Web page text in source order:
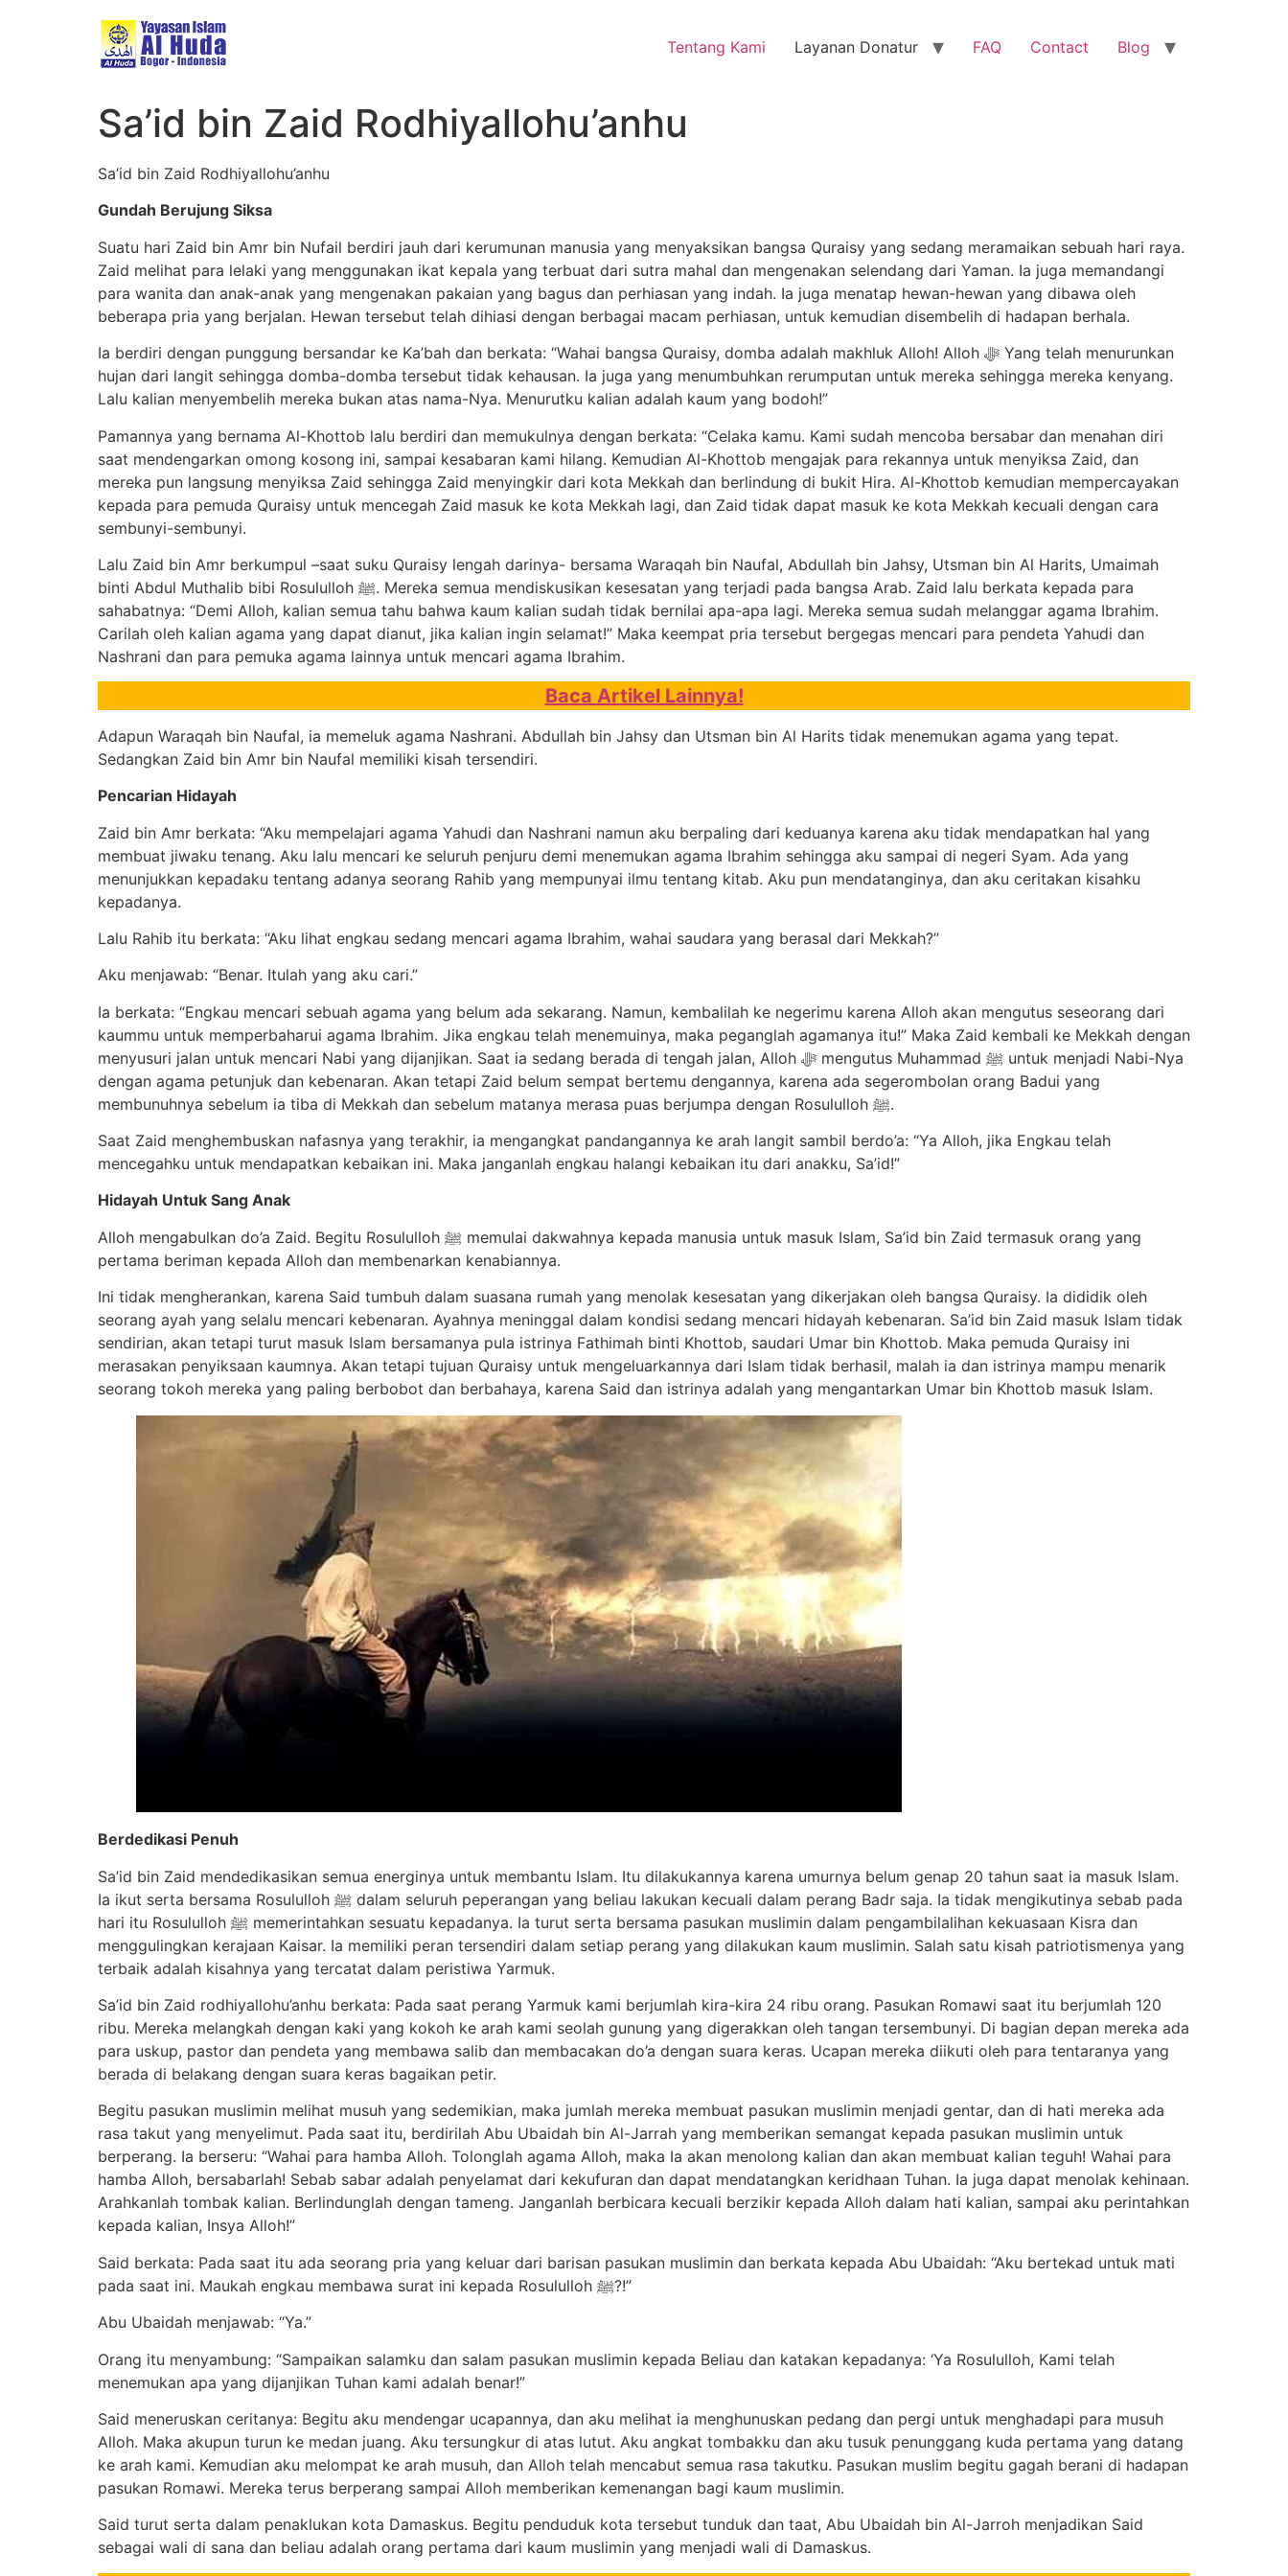
Tentang Kami Layanan Donatur FAQ Contact Blog
Sa’id bin Zaid Rodhiyallohu’anhu
Sa’id bin Zaid Rodhiyallohu’anhu
Gundah Berujung Siksa
Suatu hari Zaid bin Amr bin Nufail berdiri jauh dari kerumunan manusia yang menyaksikan bangsa Quraisy yang sedang meramaikan sebuah hari raya.
Zaid melihat para lelaki yang menggunakan ikat kepala yang terbuat dari sutra mahal dan mengenakan selendang dari Yaman. Ia juga memandangi
para wanita dan anak-anak yang mengenakan pakaian yang bagus dan perhiasan yang indah. Ia juga menatap hewan-hewan yang dibawa oleh
beberapa pria yang berjalan. Hewan tersebut telah dihiasi dengan berbagai macam perhiasan, untuk kemudian disembelih di hadapan berhala.
Ia berdiri dengan punggung bersandar ke Ka’bah dan berkata: “Wahai bangsa Quraisy, domba adalah makhluk Alloh! Alloh ﷻ Yang telah menurunkan
hujan dari langit sehingga domba-domba tersebut tidak kehausan. Ia juga yang menumbuhkan rerumputan untuk mereka sehingga mereka kenyang.
Lalu kalian menyembelih mereka bukan atas nama-Nya. Menurutku kalian adalah kaum yang bodoh!”
Pamannya yang bernama Al-Khottob lalu berdiri dan memukulnya dengan berkata: “Celaka kamu. Kami sudah mencoba bersabar dan menahan diri
saat mendengarkan omong kosong ini, sampai kesabaran kami hilang. Kemudian Al-Khottob mengajak para rekannya untuk menyiksa Zaid, dan
mereka pun langsung menyiksa Zaid sehingga Zaid menyingkir dari kota Mekkah dan berlindung di bukit Hira. Al-Khottob kemudian mempercayakan
kepada para pemuda Quraisy untuk mencegah Zaid masuk ke kota Mekkah lagi, dan Zaid tidak dapat masuk ke kota Mekkah kecuali dengan cara
sembunyi-sembunyi.
Lalu Zaid bin Amr berkumpul –saat suku Quraisy lengah darinya- bersama Waraqah bin Naufal, Abdullah bin Jahsy, Utsman bin Al Harits, Umaimah
binti Abdul Muthalib bibi Rosululloh ﷺ. Mereka semua mendiskusikan kesesatan yang terjadi pada bangsa Arab. Zaid lalu berkata kepada para
sahabatnya: “Demi Alloh, kalian semua tahu bahwa kaum kalian sudah tidak bernilai apa-apa lagi. Mereka semua sudah melanggar agama Ibrahim.
Carilah oleh kalian agama yang dapat dianut, jika kalian ingin selamat!” Maka keempat pria tersebut bergegas mencari para pendeta Yahudi dan
Nashrani dan para pemuka agama lainnya untuk mencari agama Ibrahim.
Baca Artikel Lainnya!
Adapun Waraqah bin Naufal, ia memeluk agama Nashrani. Abdullah bin Jahsy dan Utsman bin Al Harits tidak menemukan agama yang tepat.
Sedangkan Zaid bin Amr bin Naufal memiliki kisah tersendiri.
Pencarian Hidayah
Zaid bin Amr berkata: “Aku mempelajari agama Yahudi dan Nashrani namun aku berpaling dari keduanya karena aku tidak mendapatkan hal yang
membuat jiwaku tenang. Aku lalu mencari ke seluruh penjuru demi menemukan agama Ibrahim sehingga aku sampai di negeri Syam. Ada yang
menunjukkan kepadaku tentang adanya seorang Rahib yang mempunyai ilmu tentang kitab. Aku pun mendatanginya, dan aku ceritakan kisahku
kepadanya.
Lalu Rahib itu berkata: “Aku lihat engkau sedang mencari agama Ibrahim, wahai saudara yang berasal dari Mekkah?”
Aku menjawab: “Benar. Itulah yang aku cari.”
Ia berkata: “Engkau mencari sebuah agama yang belum ada sekarang. Namun, kembalilah ke negerimu karena Alloh akan mengutus seseorang dari
kaummu untuk memperbaharui agama Ibrahim. Jika engkau telah menemuinya, maka peganglah agamanya itu!” Maka Zaid kembali ke Mekkah dengan
menyusuri jalan untuk mencari Nabi yang dijanjikan. Saat ia sedang berada di tengah jalan, Alloh ﷻ mengutus Muhammad ﷺ untuk menjadi Nabi-Nya
dengan agama petunjuk dan kebenaran. Akan tetapi Zaid belum sempat bertemu dengannya, karena ada segerombolan orang Badui yang
membunuhnya sebelum ia tiba di Mekkah dan sebelum matanya merasa puas berjumpa dengan Rosululloh ﷺ.
Saat Zaid menghembuskan nafasnya yang terakhir, ia mengangkat pandangannya ke arah langit sambil berdo’a: “Ya Alloh, jika Engkau telah
mencegahku untuk mendapatkan kebaikan ini. Maka janganlah engkau halangi kebaikan itu dari anakku, Sa’id!”
Hidayah Untuk Sang Anak
Alloh mengabulkan do’a Zaid. Begitu Rosululloh ﷺ memulai dakwahnya kepada manusia untuk masuk Islam, Sa’id bin Zaid termasuk orang yang
pertama beriman kepada Alloh dan membenarkan kenabiannya.
Ini tidak mengherankan, karena Said tumbuh dalam suasana rumah yang menolak kesesatan yang dikerjakan oleh bangsa Quraisy. Ia dididik oleh
seorang ayah yang selalu mencari kebenaran. Ayahnya meninggal dalam kondisi sedang mencari hidayah kebenaran. Sa’id bin Zaid masuk Islam tidak
sendirian, akan tetapi turut masuk Islam bersamanya pula istrinya Fathimah binti Khottob, saudari Umar bin Khottob. Maka pemuda Quraisy ini
merasakan penyiksaan kaumnya. Akan tetapi tujuan Quraisy untuk mengeluarkannya dari Islam tidak berhasil, malah ia dan istrinya mampu menarik
seorang tokoh mereka yang paling berbobot dan berbahaya, karena Said dan istrinya adalah yang mengantarkan Umar bin Khottob masuk Islam.
Berdedikasi Penuh
Sa’id bin Zaid mendedikasikan semua energinya untuk membantu Islam. Itu dilakukannya karena umurnya belum genap 20 tahun saat ia masuk Islam.
Ia ikut serta bersama Rosululloh ﷺ dalam seluruh peperangan yang beliau lakukan kecuali dalam perang Badr saja. Ia tidak mengikutinya sebab pada
hari itu Rosululloh ﷺ memerintahkan sesuatu kepadanya. Ia turut serta bersama pasukan muslimin dalam pengambilalihan kekuasaan Kisra dan
menggulingkan kerajaan Kaisar. Ia memiliki peran tersendiri dalam setiap perang yang dilakukan kaum muslimin. Salah satu kisah patriotismenya yang
terbaik adalah kisahnya yang tercatat dalam peristiwa Yarmuk.
Sa’id bin Zaid rodhiyallohu’anhu berkata: Pada saat perang Yarmuk kami berjumlah kira-kira 24 ribu orang. Pasukan Romawi saat itu berjumlah 120
ribu. Mereka melangkah dengan kaki yang kokoh ke arah kami seolah gunung yang digerakkan oleh tangan tersembunyi. Di bagian depan mereka ada
para uskup, pastor dan pendeta yang membawa salib dan membacakan do’a dengan suara keras. Ucapan mereka diikuti oleh para tentaranya yang
berada di belakang dengan suara keras bagaikan petir.
Begitu pasukan muslimin melihat musuh yang sedemikian, maka jumlah mereka membuat pasukan muslimin menjadi gentar, dan di hati mereka ada
rasa takut yang menyelimut. Pada saat itu, berdirilah Abu Ubaidah bin Al-Jarrah yang memberikan semangat kepada pasukan muslimin untuk
berperang. Ia berseru: “Wahai para hamba Alloh. Tolonglah agama Alloh, maka Ia akan menolong kalian dan akan membuat kalian teguh! Wahai para
hamba Alloh, bersabarlah! Sebab sabar adalah penyelamat dari kekufuran dan dapat mendatangkan keridhaan Tuhan. Ia juga dapat menolak kehinaan.
Arahkanlah tombak kalian. Berlindunglah dengan tameng. Janganlah berbicara kecuali berzikir kepada Alloh dalam hati kalian, sampai aku perintahkan
kepada kalian, Insya Alloh!”
Said berkata: Pada saat itu ada seorang pria yang keluar dari barisan pasukan muslimin dan berkata kepada Abu Ubaidah: “Aku bertekad untuk mati
pada saat ini. Maukah engkau membawa surat ini kepada Rosululloh ﷺ?!”
Abu Ubaidah menjawab: “Ya.”
Orang itu menyambung: “Sampaikan salamku dan salam pasukan muslimin kepada Beliau dan katakan kepadanya: ‘Ya Rosululloh, Kami telah
menemukan apa yang dijanjikan Tuhan kami adalah benar!”
Said meneruskan ceritanya: Begitu aku mendengar ucapannya, dan aku melihat ia menghunuskan pedang dan pergi untuk menghadapi para musuh
Alloh. Maka akupun turun ke medan juang. Aku tersungkur di atas lutut. Aku angkat tombakku dan aku tusuk penunggang kuda pertama yang datang
ke arah kami. Kemudian aku melompat ke arah musuh, dan Alloh telah mencabut semua rasa takutku. Pasukan muslim begitu gagah berani di hadapan
pasukan Romawi. Mereka terus berperang sampai Alloh memberikan kemenangan bagi kaum muslimin.
Said turut serta dalam penaklukan kota Damaskus. Begitu penduduk kota tersebut tunduk dan taat, Abu Ubaidah bin Al-Jarroh menjadikan Said
sebagai wali di sana dan beliau adalah orang pertama dari kaum muslimin yang menjadi wali di Damaskus.